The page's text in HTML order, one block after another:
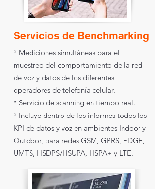
Servicios de Benchmarking
* Mediciones simultáneas para el
muestreo del comportamiento de la red
de voz y datos de los diferentes
operadores de telefonía celular.
* Servicio de scanning en tiempo real.
* Incluye dentro de los informes todos los
KPI de datos y voz en ambientes Indoor y
Outdoor, para redes GSM, GPRS, EDGE,
UMTS, HSDPS/HSUPA, HSPA+ y LTE.